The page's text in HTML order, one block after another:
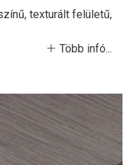
texturált felületű,
Több infó...